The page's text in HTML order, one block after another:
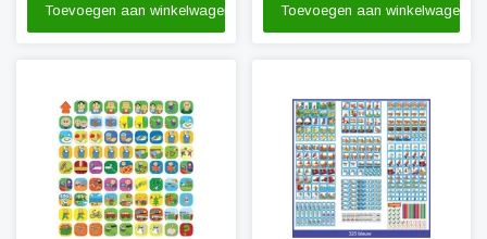
natuurlijk ook sport, spel
Toevoegen aan winkelwagen Toevoegen aan winkelwagen